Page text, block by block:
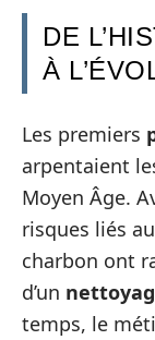
DE
À
Les premiers
arpentaient
Moyen Âge.
risques liés au
charbon ont
d’un
temps, le